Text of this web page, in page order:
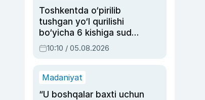
Toshkentda o‘pirilib
tushgan yo‘l qurilishi
bo‘yicha 6 kishiga sud
hukmi o‘qildi
10:10 / 05.08.2026
Madaniyat
“U boshqalar baxti uchun